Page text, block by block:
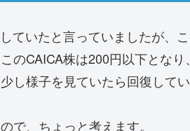
ていたと言っていましたが、
のCAICA株は200円以下となり、
し様子を見ていたら回復してい
で、ちょっと考えます。